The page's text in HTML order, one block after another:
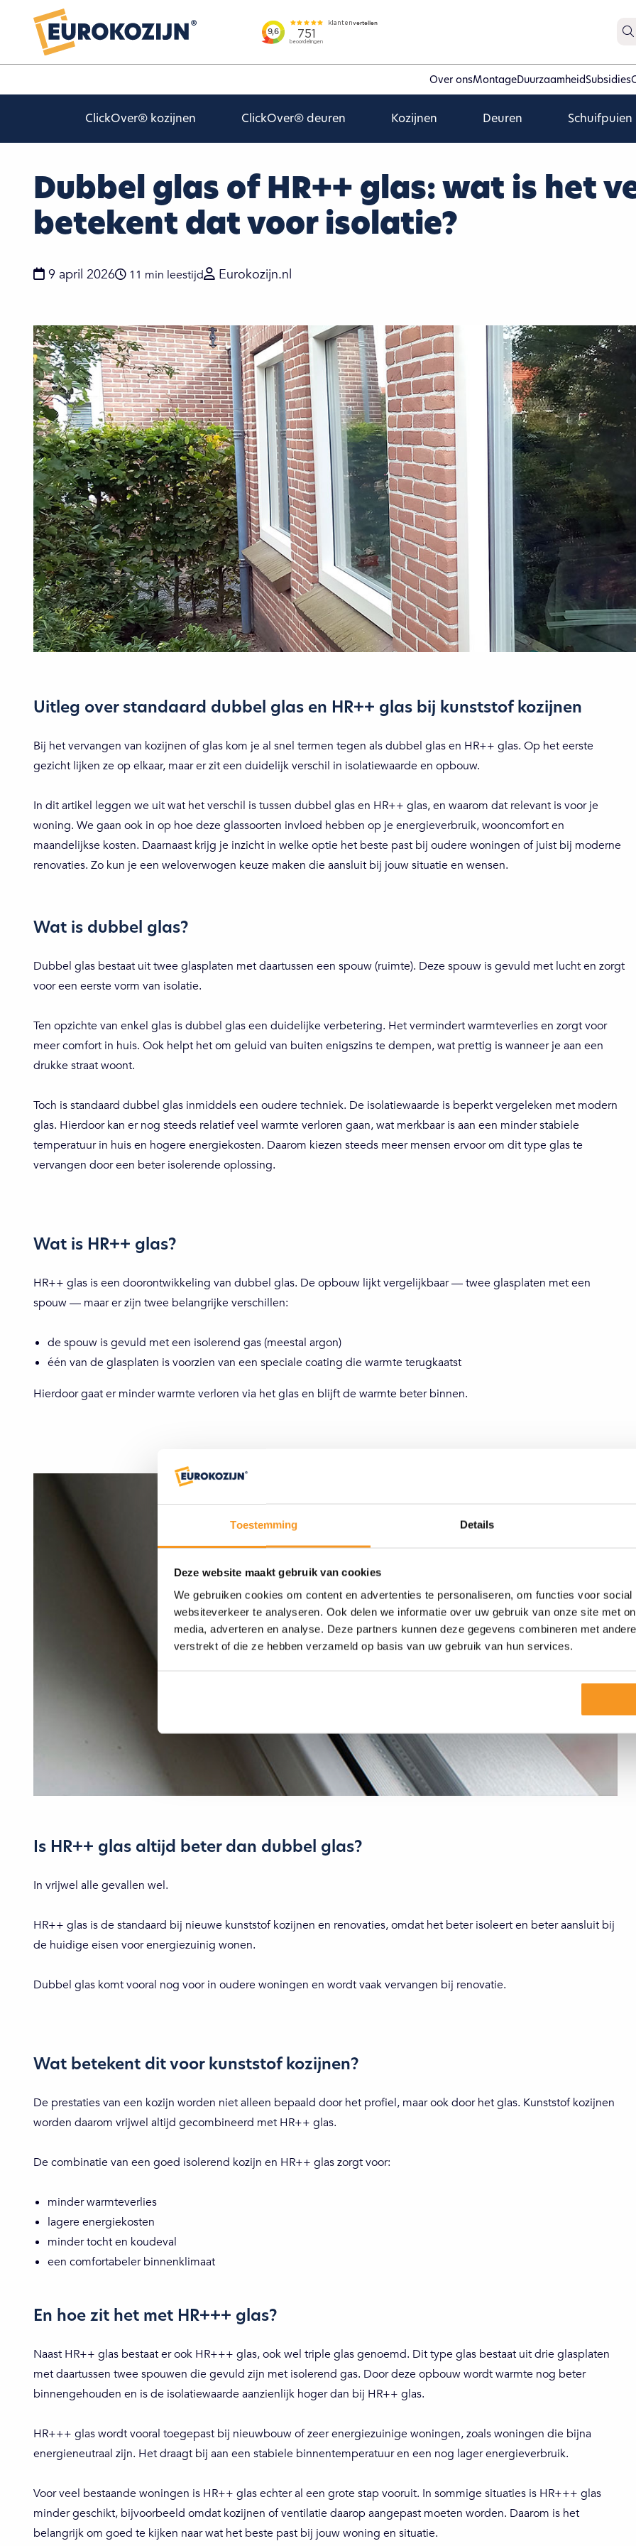
Toestemming Details
Deze website maakt gebruik van cookies
We gebruiken cookies om content en advertenties te personaliseren, om functies voor
websiteverkeer te analyseren. Ook delen we informatie over uw gebruik van onze site met
media, adverteren en analyse. Deze partners kunnen deze gegevens combineren met
verstrekt of die ze hebben verzameld op basis van uw gebruik van hun services.
Over onsMontageDuurzaamheidSubsidies
ClickOver® kozijnen ClickOver® deuren Kozijnen Deuren Schuifpuien
Dubbel glas of HR++ glas: wat is het
betekent dat voor isolatie?
9 april 2026 11 min leestijd Eurokozijn.nl
Uitleg over standaard dubbel glas en HR++ glas bij kunststof kozijnen
Bij het vervangen van kozijnen of glas kom je al snel termen tegen als dubbel glas en HR++ glas. Op het eerste
gezicht lijken ze op elkaar, maar er zit een duidelijk verschil in isolatiewaarde en opbouw.
In dit artikel leggen we uit wat het verschil is tussen dubbel glas en HR++ glas, en waarom dat relevant is voor je
woning. We gaan ook in op hoe deze glassoorten invloed hebben op je energieverbruik, wooncomfort en
maandelijkse kosten. Daarnaast krijg je inzicht in welke optie het beste past bij oudere woningen of juist bij moderne
renovaties. Zo kun je een weloverwogen keuze maken die aansluit bij jouw situatie en wensen.
Wat is dubbel glas?
Dubbel glas bestaat uit twee glasplaten met daartussen een spouw (ruimte). Deze spouw is gevuld met lucht en zorgt
voor een eerste vorm van isolatie.
Ten opzichte van enkel glas is dubbel glas een duidelijke verbetering. Het vermindert warmteverlies en zorgt voor
meer comfort in huis. Ook helpt het om geluid van buiten enigszins te dempen, wat prettig is wanneer je aan een
drukke straat woont.
Toch is standaard dubbel glas inmiddels een oudere techniek. De isolatiewaarde is beperkt vergeleken met modern
glas. Hierdoor kan er nog steeds relatief veel warmte verloren gaan, wat merkbaar is aan een minder stabiele
temperatuur in huis en hogere energiekosten. Daarom kiezen steeds meer mensen ervoor om dit type glas te
vervangen door een beter isolerende oplossing.
Wat is HR++ glas?
HR++ glas is een doorontwikkeling van dubbel glas. De opbouw lijkt vergelijkbaar — twee glasplaten met een
spouw — maar er zijn twee belangrijke verschillen:
de spouw is gevuld met een isolerend gas (meestal argon)
één van de glasplaten is voorzien van een speciale coating die warmte terugkaatst
Hierdoor gaat er minder warmte verloren via het glas en blijft de warmte beter binnen.
Is HR++ glas altijd beter dan dubbel glas?
In vrijwel alle gevallen wel.
HR++ glas is de standaard bij nieuwe kunststof kozijnen en renovaties, omdat het beter isoleert en beter aansluit bij
de huidige eisen voor energiezuinig wonen.
Dubbel glas komt vooral nog voor in oudere woningen en wordt vaak vervangen bij renovatie.
Wat betekent dit voor kunststof kozijnen?
De prestaties van een kozijn worden niet alleen bepaald door het profiel, maar ook door het glas. Kunststof kozijnen
worden daarom vrijwel altijd gecombineerd met HR++ glas.
De combinatie van een goed isolerend kozijn en HR++ glas zorgt voor:
minder warmteverlies
lagere energiekosten
minder tocht en koudeval
een comfortabeler binnenklimaat
En hoe zit het met HR+++ glas?
Naast HR++ glas bestaat er ook HR+++ glas, ook wel triple glas genoemd. Dit type glas bestaat uit drie glasplaten
met daartussen twee spouwen die gevuld zijn met isolerend gas. Door deze opbouw wordt warmte nog beter
binnengehouden en is de isolatiewaarde aanzienlijk hoger dan bij HR++ glas.
HR+++ glas wordt vooral toegepast bij nieuwbouw of zeer energiezuinige woningen, zoals woningen die bijna
energieneutraal zijn. Het draagt bij aan een stabiele binnentemperatuur en een nog lager energieverbruik.
Voor veel bestaande woningen is HR++ glas echter al een grote stap vooruit. In sommige situaties is HR+++ glas
minder geschikt, bijvoorbeeld omdat kozijnen of ventilatie daarop aangepast moeten worden. Daarom is het
belangrijk om goed te kijken naar wat het beste past bij jouw woning en situatie.